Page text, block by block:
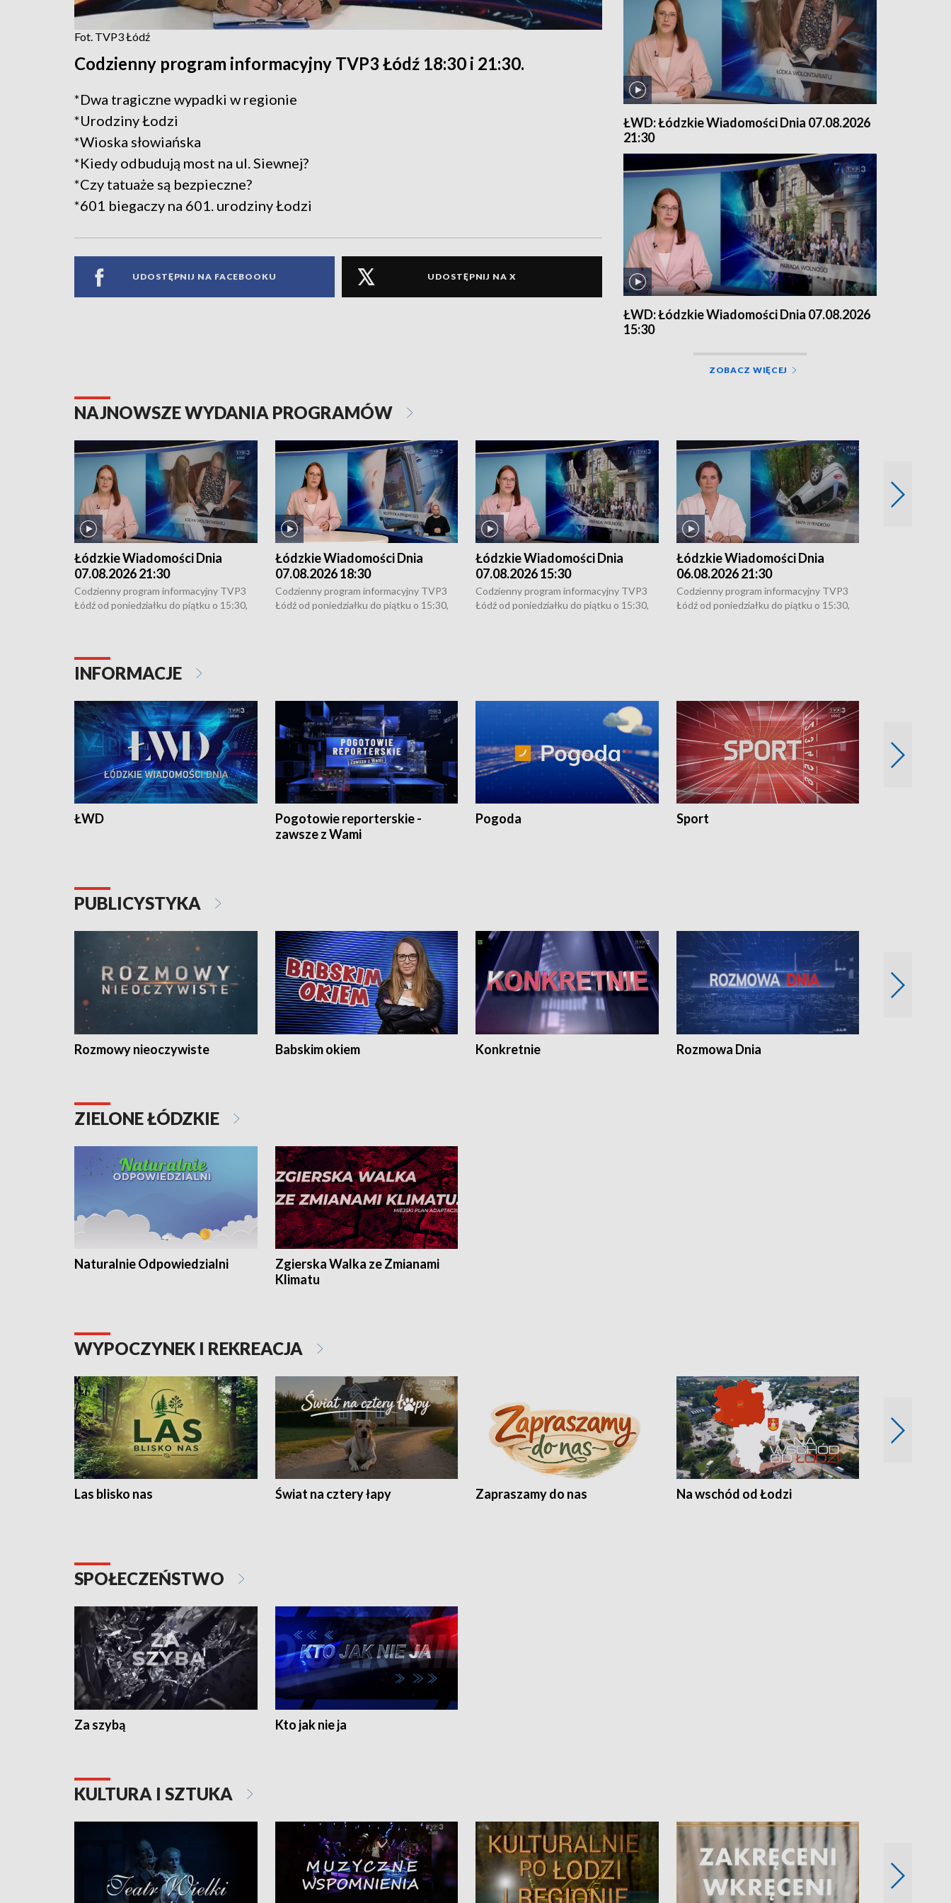
Fot. TVP3 Łódź
Codzienny program informacyjny TVP3 Łódź 18:30 i 21:30.
*Dwa tragiczne wypadki w regionie
*Urodziny Łodzi
*Wioska słowiańska
*Kiedy odbudują most na ul. Siewnej?
*Czy tatuaże są bezpieczne?
*601 biegaczy na 601. urodziny Łodzi
UDOSTĘPNIJ NA FACEBOOKU UDOSTĘPNIJ NA X
ŁWD: Łódzkie Wiadomości Dnia 07.08.2026
21:30
ŁWD: Łódzkie Wiadomości Dnia 07.08.2026
15:30
ZOBACZ WIĘCEJ
NAJNOWSZE WYDANIA PROGRAMÓW
Łódzkie Wiadomości Dnia
07.08.2026 21:30
Codzienny program informacyjny TVP3
Łódź od poniedziałku do piątku o 15:30,
Łódzkie Wiadomości Dnia
07.08.2026 18:30
Codzienny program informacyjny TVP3
Łódź od poniedziałku do piątku o 15:30,
Łódzkie Wiadomości Dnia
07.08.2026 15:30
Codzienny program informacyjny TVP3
Łódź od poniedziałku do piątku o 15:30,
Łódzkie Wiadomości Dnia
06.08.2026 21:30
Codzienny program informacyjny TVP3
Łódź od poniedziałku do piątku o 15:30,
INFORMACJE
ŁWD
Pogotowie reporterskie -
zawsze z Wami
Pogoda Sport
PUBLICYSTYKA
Rozmowy nieoczywiste Babskim okiem Konkretnie Rozmowa Dnia
ZIELONE ŁÓDZKIE
Naturalnie Odpowiedzialni
Zgierska Walka ze Zmianami
Klimatu
WYPOCZYNEK I REKREACJA
Las blisko nas Świat na cztery łapy Zapraszamy do nas Na wschód od Łodzi
SPOŁECZEŃSTWO
Za szybą Kto jak nie ja
KULTURA I SZTUKA